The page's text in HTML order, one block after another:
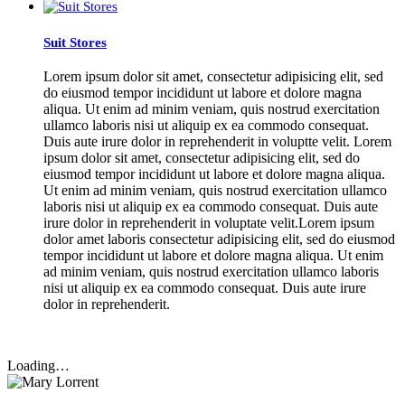
Suit Stores
Lorem ipsum dolor sit amet, consectetur adipisicing elit, sed
do eiusmod tempor incididunt ut labore et dolore magna
aliqua. Ut enim ad minim veniam, quis nostrud exercitation
ullamco laboris nisi ut aliquip ex ea commodo consequat.
Duis aute irure dolor in reprehenderit in voluptte velit. Lorem
ipsum dolor sit amet, consectetur adipisicing elit, sed do
eiusmod tempor incididunt ut labore et dolore magna aliqua.
Ut enim ad minim veniam, quis nostrud exercitation ullamco
laboris nisi ut aliquip ex ea commodo consequat. Duis aute
irure dolor in reprehenderit in voluptate velit.Lorem ipsum
dolor amet laboris consectetur adipisicing elit, sed do eiusmod
tempor incididunt ut labore et dolore magna aliqua. Ut enim
ad minim veniam, quis nostrud exercitation ullamco laboris
nisi ut aliquip ex ea commodo consequat. Duis aute irure
dolor in reprehenderit.
Loading…